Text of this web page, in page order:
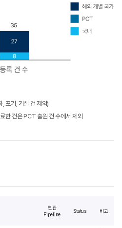
, 포기, 거절 건 제외)
한 건은 PCT 출원 건 수에서 제외
연관
Pipeline
Status 비고